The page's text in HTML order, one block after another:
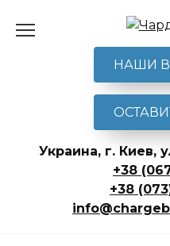
НАШИ
Украина, г. Киев,
+38
+38